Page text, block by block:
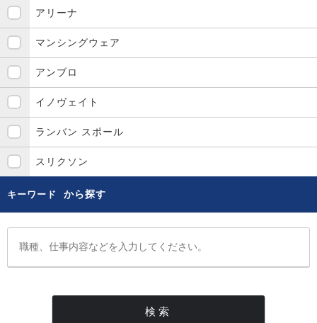
アリーナ
マンシングウェア
アンブロ
イノヴェイト
ランバン スポール
スリクソン
キーワード から探す